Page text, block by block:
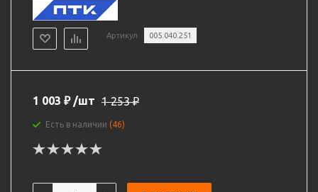
Артикул 005.040.251
1 003 ₽ /шт 1 253₽
Есть в наличии (46)